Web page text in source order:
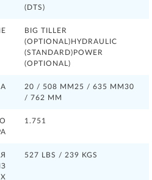
(DTS)
BIG TILLER
(OPTIONAL)HYDRAULIC
(STANDARD)POWER
(OPTIONAL)
20 / 508 ММ25 / 635 ММ30
/ 762 ММ
1.751
527 LBS / 239 KGS